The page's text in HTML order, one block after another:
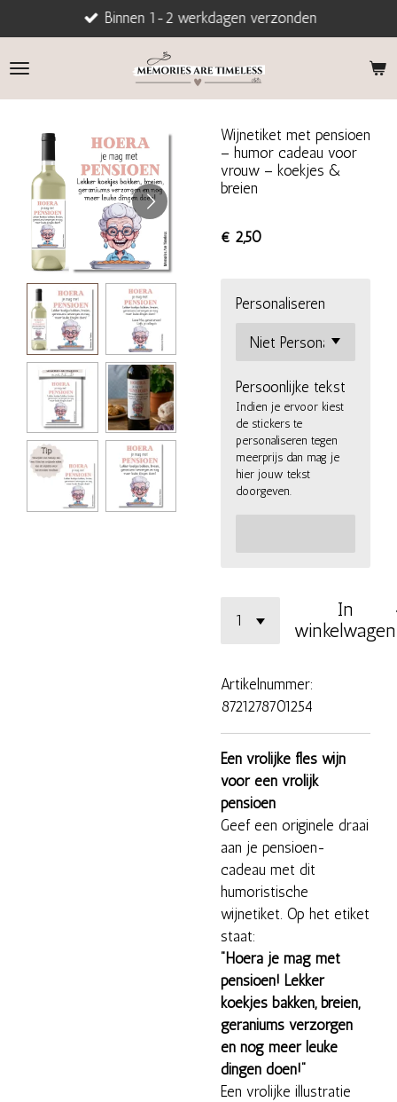
direct
naar
Binnen 1-2 werkdagen verzonden
Wijnetiket met pensioen
– humor cadeau voor
vrouw – koekjes &
breien
€ 2,50
Personaliseren
Persoonlijke tekst
Indien je ervoor kiest
de stickers te
personaliseren tegen
meerprijs dan mag je
hier jouw tekst
doorgeven.
In
winkelwagen
Artikelnummer:
8721278701254
Een vrolijke fles wijn
voor een vrolijk
pensioen
Geef een originele draai
aan je pensioen-
cadeau met dit
humoristische
wijnetiket. Op het etiket
staat:
"Hoera je mag met
pensioen! Lekker
koekjes bakken, breien,
geraniums verzorgen
en nog meer leuke
dingen doen!"
Een vrolijke illustratie